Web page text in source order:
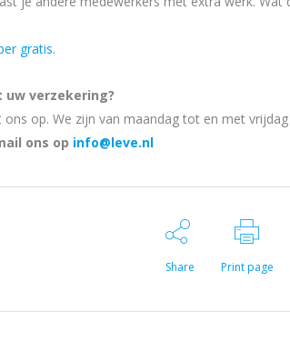
gratis.
verzekering?
op. We zijn van maandag tot en met
ons op info@leve.nl
Share Print page